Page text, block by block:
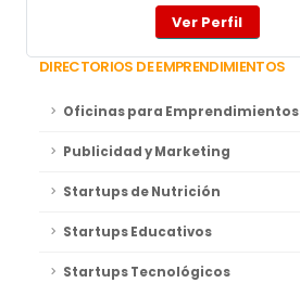
Ver Perfil
DIRECTORIOS DE EMPRENDIMIENTOS
Oficinas para Emprendimientos
Publicidad y Marketing
Startups de Nutrición
Startups Educativos
Startups Tecnológicos